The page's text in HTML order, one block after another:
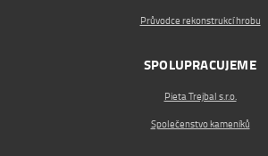
Průvodce rekonstrukcí hrobu
SPOLUPRACUJEME
Pieta Trejbal s.r.o.
Společenstvo kameníků